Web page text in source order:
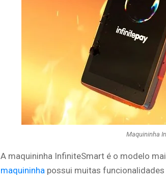
Maquininha
A maquininha InfiniteSmart é o modelo
maquininha possui muitas